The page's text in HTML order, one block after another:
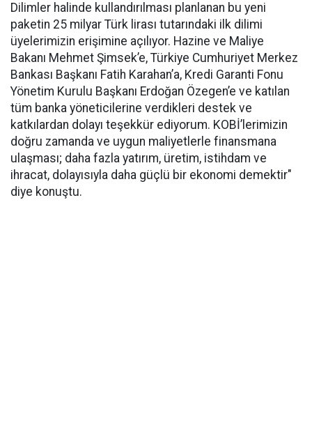
Dilimler halinde kullandırılması planlanan bu yeni
paketin 25 milyar Türk lirası tutarındaki ilk dilimi
üyelerimizin erişimine açılıyor. Hazine ve Maliye
Bakanı Mehmet Şimsek’e, Türkiye Cumhuriyet Merkez
Bankası Başkanı Fatih Karahan’a, Kredi Garanti Fonu
Yönetim Kurulu Başkanı Erdoğan Özegen’e ve katılan
tüm banka yöneticilerine verdikleri destek ve
katkılardan dolayı teşekkür ediyorum. KOBİ’lerimizin
doğru zamanda ve uygun maliyetlerle finansmana
ulaşması; daha fazla yatırım, üretim, istihdam ve
ihracat, dolayısıyla daha güçlü bir ekonomi demektir"
diye konuştu.